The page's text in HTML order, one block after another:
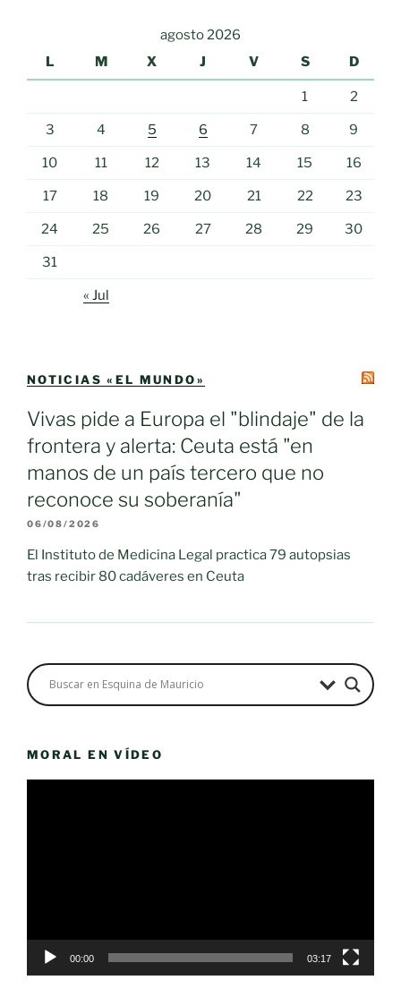
agosto 2026
L
M X J V S D
1 2
3 4 5 6 7 8 9
10 11 12 13 14 15 16
17 18 19 20 21 22 23
24 25 26 27 28 29 30
31
« Jul
NOTICIAS «EL MUNDO»
Vivas pide a Europa el "blindaje" de la
frontera y alerta: Ceuta está "en
manos de un país tercero que no
reconoce su soberanía"
06/08/2026
El Instituto de Medicina Legal practica 79 autopsias
tras recibir 80 cadáveres en Ceuta
MORAL EN VÍDEO
00:00 03:17